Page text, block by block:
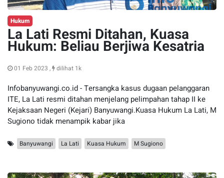
Hukum
La Lati Resmi Ditahan, Kuasa
Hukum: Beliau Berjiwa Kesatria
01 Feb 2023 , dilihat 1k
Infobanyuwangi.co.id - Tersangka kasus dugaan pelanggaran
ITE, La Lati resmi ditahan menjelang pelimpahan tahap II ke
Kejaksaan Negeri (Kejari) Banyuwangi.Kuasa Hukum La Lati, M
Sugiono tidak menampik kabar jika
Banyuwangi La Lati Kuasa Hukum M Sugiono